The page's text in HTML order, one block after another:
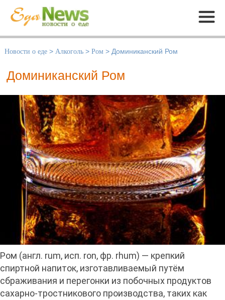
Меню
Новости о еде > Алкоголь > Ром > Доминиканский Ром
Доминиканский Ром
Ром (англ. rum, исп. ron, фр. rhum) — крепкий
спиртной напиток, изготавливаемый путём
сбраживания и перегонки из побочных продуктов
сахарно-тростникового производства, таких как